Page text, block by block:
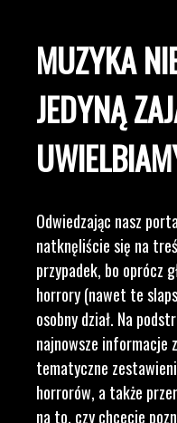
MUZYKA
JEDYNĄ
Odwiedzając nasz
natknęliście się na
przypadek, bo oprócz
horrory (nawet te
osobny dział. Na
najnowsze informacje
tematyczne
horrorów, a także
na to, czy chcecie